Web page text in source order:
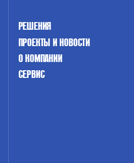
РЕШЕНИЯ
ПРОЕКТЫ И НОВОСТИ
О КОМПАНИИ
СЕРВИС